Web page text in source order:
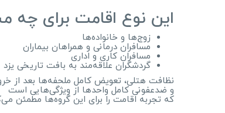
این نوع اقامت برای چه
زوج‌ها و خانواده‌ها
مسافران درمانی و همراهان بیماران
مسافران کاری و اداری
گردشگران علاقه‌مند به بافت تاریخی یزد
نظافت هتلی، تعویض کامل ملحفه‌ها بعد از
و ضدعفونی کامل واحدها از ویژگی‌هایی است
که تجربه اقامت را برای این گروه‌ها مطمئن